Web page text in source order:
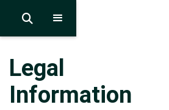

Legal
Information